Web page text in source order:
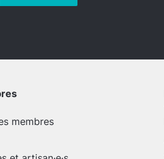
membres